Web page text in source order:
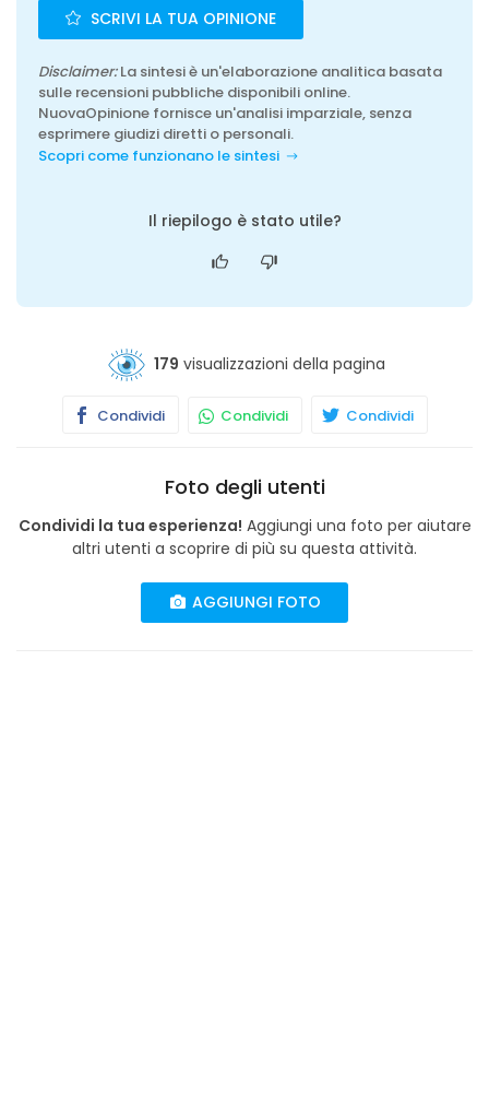
SCRIVI LA TUA OPINIONE
Disclaimer:La sintesi è un'elaborazione analitica basata
sulle recensioni pubbliche disponibili online.
NuovaOpinione fornisce un'analisi imparziale, senza
esprimere giudizi diretti o personali.
Scopri come funzionano le sintesi
Il riepilogo è stato utile?
179 visualizzazioni della pagina
Condividi Condividi Condividi
Foto degli utenti
Condividi la tua esperienza! Aggiungi una foto per aiutare
altri utenti a scoprire di più su questa attività.
AGGIUNGI FOTO